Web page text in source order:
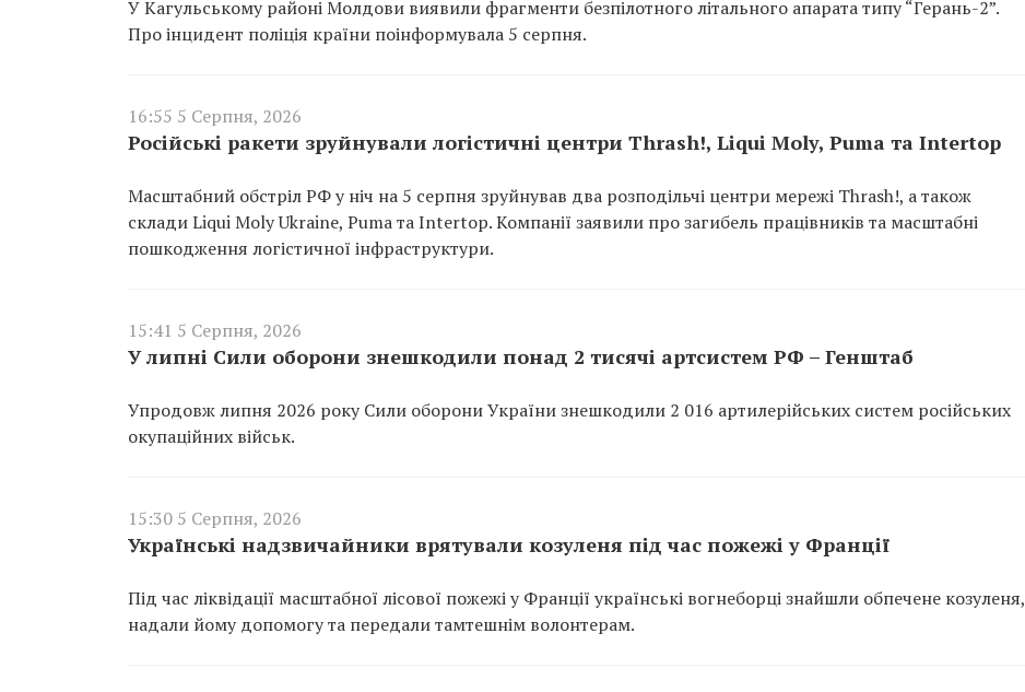
У Кагульському районі Молдови виявили фрагменти безпілотного літального апарата типу “Герань-2”.
Про інцидент поліція країни поінформувала 5 серпня.
16:55 5 Серпня, 2026
Російські ракети зруйнували логістичні центри Thrash!, Liqui Moly, Puma та Intertop
Масштабний обстріл РФ у ніч на 5 серпня зруйнував два розподільчі центри мережі Thrash!, а також
склади Liqui Moly Ukraine, Puma та Intertop. Компанії заявили про загибель працівників та масштабні
пошкодження логістичної інфраструктури.
15:41 5 Серпня, 2026
У липні Сили оборони знешкодили понад 2 тисячі артсистем РФ – Генштаб
Упродовж липня 2026 року Сили оборони України знешкодили 2 016 артилерійських систем російських
окупаційних військ.
15:30 5 Серпня, 2026
Українські надзвичайники врятували козуленя під час пожежі у Франції
Під час ліквідації масштабної лісової пожежі у Франції українські вогнеборці знайшли обпечене козуленя,
надали йому допомогу та передали тамтешнім волонтерам.